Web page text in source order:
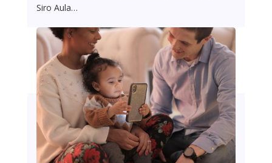
Siro Aula…